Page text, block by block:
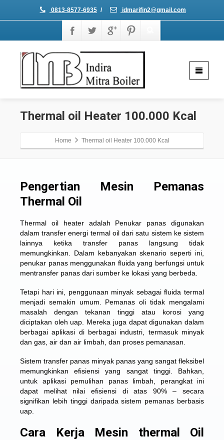
0813-8577-6935 / idmarifin2@gmail.com
Thermal oil Heater 100.000 Kcal
Home Thermal oil Heater 100.000 Kcal
Pengertian Mesin Pemanas
Thermal Oil
Thermal oil heateradalah Penukar panas digunakan
dalam transfer energi termal oil dari satu sistem ke sistem
lainnya ketika transfer panas langsung tidak
memungkinkan. Dalam kebanyakan skenario seperti ini,
penukar panas menggunakan fluida yang berfungsi untuk
mentransfer panas dari sumber ke lokasi yang berbeda.
Tetapi hari ini, penggunaan minyak sebagai fluida termal
menjadi semakin umum. Pemanas oli tidak mengalami
masalah dengan tekanan tinggi atau korosi yang
diciptakan oleh uap. Mereka juga dapat digunakan dalam
berbagai aplikasi di berbagai industri, termasuk minyak
dan gas, air dan air limbah, dan proses pemanasan.
Sistem transfer panas minyak panas yang sangat fleksibel
memungkinkan efisiensi yang sangat tinggi. Bahkan,
untuk aplikasi pemulihan panas limbah, perangkat ini
dapat melihat nilai efisiensi di atas 90% – secara
signifikan lebih tinggi daripada sistem pemanas berbasis
uap.
Cara Kerja Mesin thermal Oil